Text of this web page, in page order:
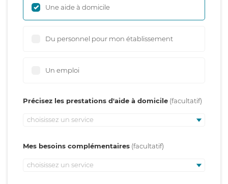
Une aide à domicile
Du personnel pour mon établissement
Un emploi
Précisez les prestations d'aide à domicile
choisissez un service
Mes besoins complémentaires
choisissez un service